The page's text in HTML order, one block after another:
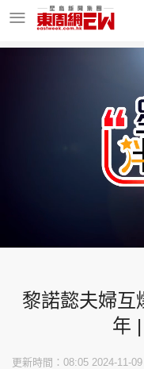
東周Ladies
玄學靈異
1.10%
黎諾懿夫婦互
年
更新時間：08:05 2024-11-09